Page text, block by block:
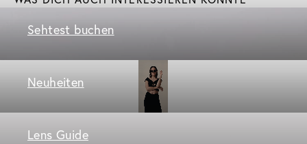
Sehtest buchen
Neuheiten
Lens Guide